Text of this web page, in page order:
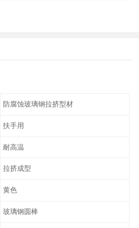
防腐蚀玻璃钢拉挤型材
扶手用
耐高温
拉挤成型
黄色
玻璃钢圆棒